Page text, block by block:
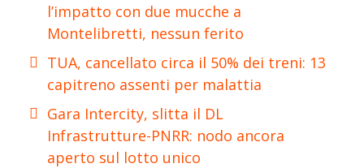
l’impatto con due mucche a
Montelibretti, nessun ferito
TUA, cancellato circa il 50% dei treni: 13
capitreno assenti per malattia
Gara Intercity, slitta il DL
Infrastrutture-PNRR: nodo ancora
aperto sul lotto unico